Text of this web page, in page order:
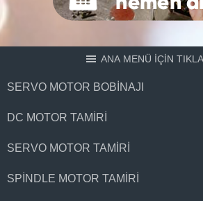
ANA MENÜ İÇİN
SERVO MOTOR BOBINAJI
DC MOTOR TAMIRI
SERVO MOTOR TAMIRI
SPINDLE MOTOR TAMIRI